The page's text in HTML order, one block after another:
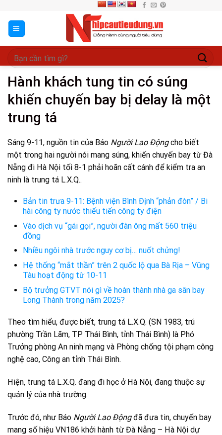
content
Hành khách tung tin có súng
khiến chuyến bay bị delay là một
trung tá
Sáng 9-11, nguồn tin của Báo Người Lao Độngcho biết
một trong hai người nói mang súng, khiến chuyến bay từ Đà
Nẵng đi Hà Nội tối 8-1 phải hoãn cất cánh để kiểm tra an
ninh là trung tá L.X.Q..
Bản tin trưa 9-11: Bệnh viện Bình Định “phản đòn” / Bi
hài công ty nước thiếu tiến công ty điện
Vào dịch vụ “gái gọi”, người đàn ông mất 560 triệu
đồng
Nhiều ngôi nhà trước nguy cơ bị… nuốt chửng!
Hệ thống “mắt thần” trên 2 quốc lộ qua Bà Rịa – Vũng
Tàu hoạt động từ 10-11
Bộ trưởng GTVT nói gì về hoàn thành nhà ga sân bay
Long Thành trong năm 2025?
Theo tìm hiểu, được biết, trung tá L.X.Q. (SN 1983, trú
phường Trần Lãm, TP Thái Bình, tỉnh Thái Bình) là Phó
Trưởng phòng An ninh mạng và Phòng chống tội phạm công
nghệ cao, Công an tỉnh Thái Bình.
Hiện, trung tá L.X.Q. đang đi học ở Hà Nội, đang thuộc sự
quản lý của nhà trường.
Trước đó, như Báo Người Lao Độngđã đưa tin, chuyến bay
mang số hiệu VN186 khởi hành từ Đà Nẵng – Hà Nội dự